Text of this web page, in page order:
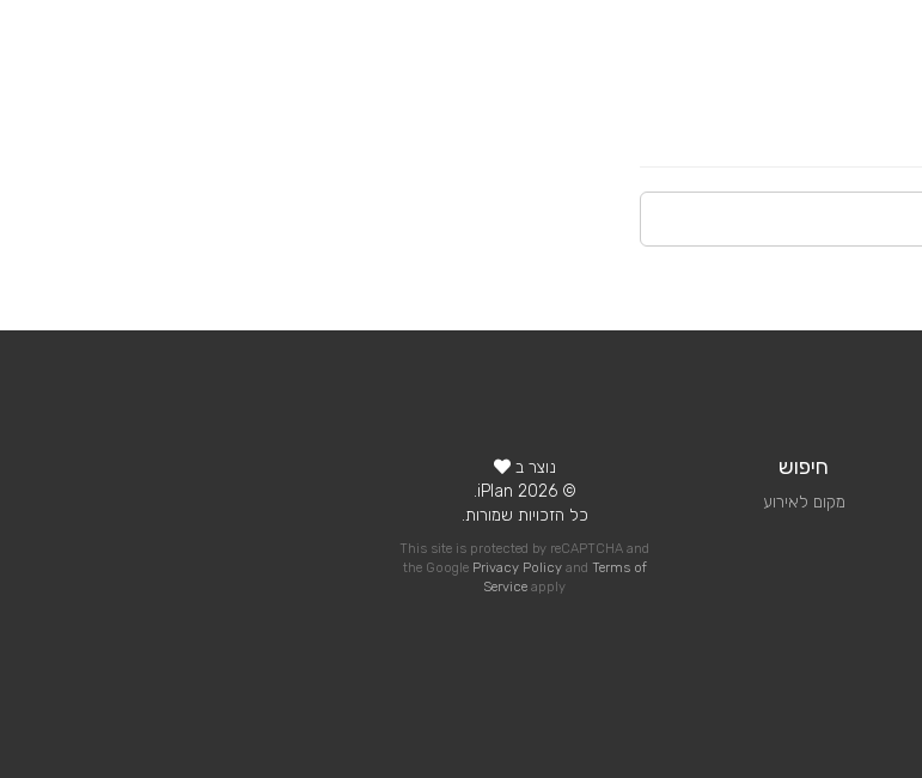
חיפוש
מקום לאירוע
נוצר ב
© 2026 iPlan.
כל הזכויות שמורות.
This site is protected by reCAPTCHA and
the Google Privacy Policyand Terms of
Service apply